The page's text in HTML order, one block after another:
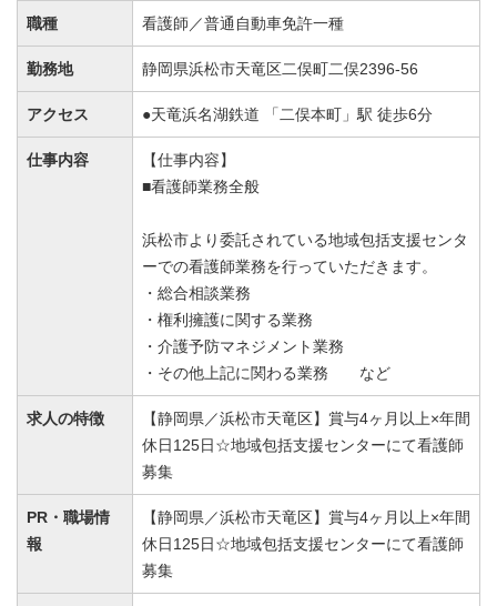
職種 看護師／普通自動車免許一種
勤務地 静岡県浜松市天竜区二俣町二俣2396-56
アクセス ●天竜浜名湖鉄道 「二俣本町」駅 徒歩6分
仕事内容
【仕事内容】
■看護師業務全般
浜松市より委託されている地域包括支援センタ
ーでの看護師業務を行っていただきます。
・総合相談業務
・権利擁護に関する業務
・介護予防マネジメント業務
・その他上記に関わる業務 など
求人の特徴
【静岡県／浜松市天竜区】賞与4ヶ月以上×年間
休日125日☆地域包括支援センターにて看護師
募集
PR・職場情
報
【静岡県／浜松市天竜区】賞与4ヶ月以上×年間
休日125日☆地域包括支援センターにて看護師
募集